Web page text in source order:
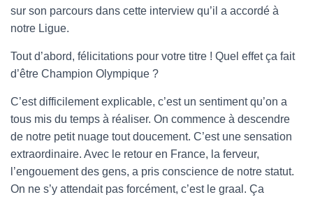
sur son parcours dans cette interview qu’il a accordé à
notre Ligue.
Tout d’abord, félicitations pour votre titre ! Quel effet ça fait
d’être Champion Olympique ?
C’est difficilement explicable, c’est un sentiment qu’on a
tous mis du temps à réaliser. On commence à descendre
de notre petit nuage tout doucement. C’est une sensation
extraordinaire. Avec le retour en France, la ferveur,
l’engouement des gens, a pris conscience de notre statut.
On ne s’y attendait pas forcément, c’est le graal. Ça